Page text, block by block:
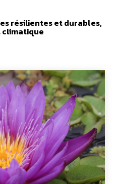
résilientes et durables,
climatique